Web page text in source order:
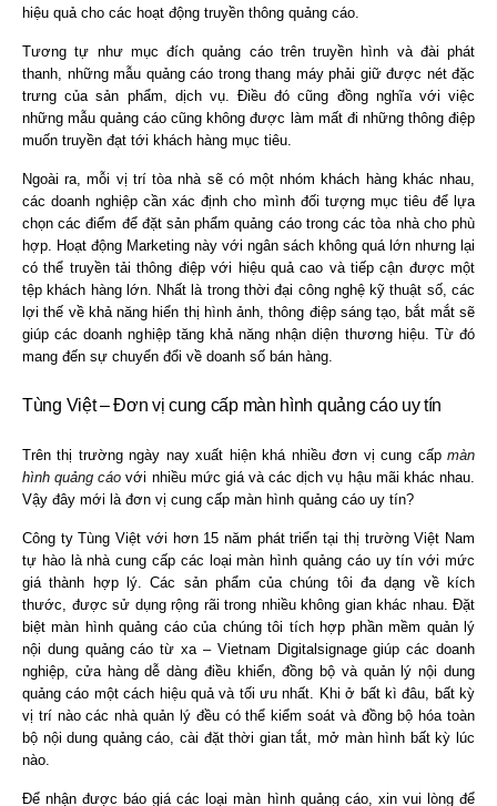
hiệu quả cho các hoạt động truyền thông quảng cáo.
Tương tự như mục đích quảng cáo trên truyền hình và đài phát
thanh, những mẫu quảng cáo trong thang máy phải giữ được nét đặc
trưng của sản phẩm, dịch vụ. Điều đó cũng đồng nghĩa với việc
những mẫu quảng cáo cũng không được làm mất đi những thông điệp
muốn truyền đạt tới khách hàng mục tiêu.
Ngoài ra, mỗi vị trí tòa nhà sẽ có một nhóm khách hàng khác nhau,
các doanh nghiệp cần xác định cho mình đối tượng mục tiêu để lựa
chọn các điểm để đặt sản phẩm quảng cáo trong các tòa nhà cho phù
hợp. Hoạt động Marketing này với ngân sách không quá lớn nhưng lại
có thể truyền tải thông điệp với hiệu quả cao và tiếp cận được một
tệp khách hàng lớn. Nhất là trong thời đại công nghệ kỹ thuật số, các
lợi thế về khả năng hiển thị hình ảnh, thông điệp sáng tạo, bắt mắt sẽ
giúp các doanh nghiệp tăng khả năng nhận diện thương hiệu. Từ đó
mang đến sự chuyển đổi về doanh số bán hàng.
Tùng Việt – Đơn vị cung cấp màn hình quảng cáo uy tín
Trên thị trường ngày nay xuất hiện khá nhiều đơn vị cung cấp màn
hình quảng cáo với nhiều mức giá và các dịch vụ hậu mãi khác nhau.
Vậy đây mới là đơn vị cung cấp màn hình quảng cáo uy tín?
Công ty Tùng Việt với hơn 15 năm phát triển tại thị trường Việt Nam
tự hào là nhà cung cấp các loại màn hình quảng cáo uy tín với mức
giá thành hợp lý. Các sản phẩm của chúng tôi đa dạng về kích
thước, được sử dụng rộng rãi trong nhiều không gian khác nhau. Đặt
biệt màn hình quảng cáo của chúng tôi tích hợp phần mềm quản lý
nội dung quảng cáo từ xa – Vietnam Digitalsignage giúp các doanh
nghiệp, cửa hàng dễ dàng điều khiển, đồng bộ và quản lý nội dung
quảng cáo một cách hiệu quả và tối ưu nhất. Khi ở bất kì đâu, bất kỳ
vị trí nào các nhà quản lý đều có thể kiểm soát và đồng bộ hóa toàn
bộ nội dung quảng cáo, cài đặt thời gian tắt, mở màn hình bất kỳ lúc
nào.
Để nhận được báo giá các loại màn hình quảng cáo, xin vui lòng để